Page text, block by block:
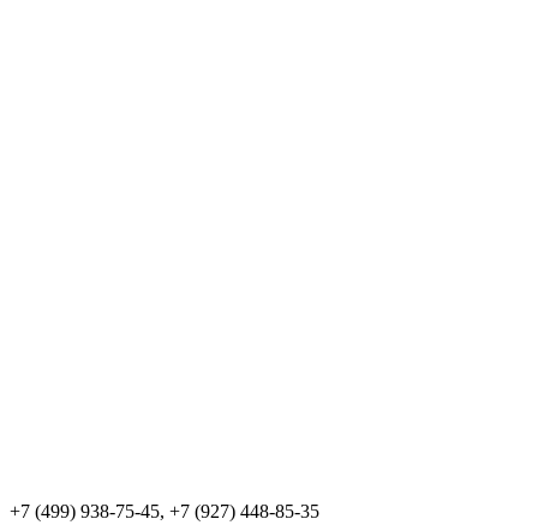
+7 (499) 938-75-45, +7 (927) 448-85-35